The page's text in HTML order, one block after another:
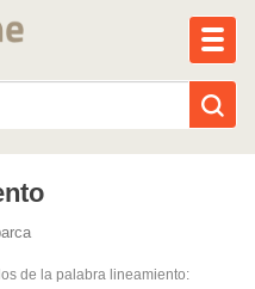
con IA
de la palabra lineamiento: